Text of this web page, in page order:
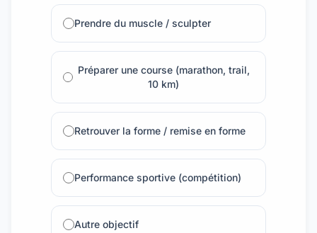
Prendre du muscle / sculpter
Préparer une course (marathon, trail,
10 km)
Retrouver la forme / remise en forme
Performance sportive (compétition)
Autre objectif